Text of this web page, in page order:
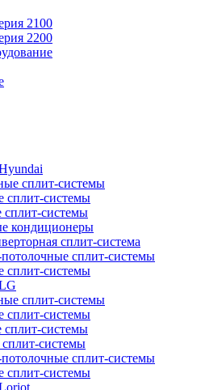
2100
2200
сплит-системы
сплит-системы
сплит-системы
кондиционеры
сплит-система
сплит-системы
сплит-системы
сплит-системы
сплит-системы
сплит-системы
системы
сплит-системы
сплит-системы